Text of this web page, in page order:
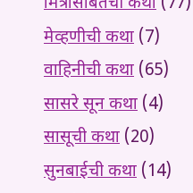
मेव्हणीची कथा (7)
वाहिनीची कथा (65)
सासरे सून कथा (4)
सासूची कथा (20)
सुनबाईची कथा (14)